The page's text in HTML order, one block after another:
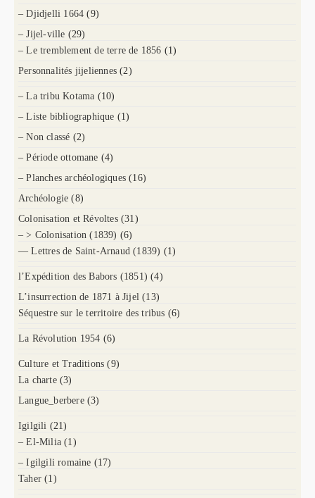
– Djidjelli 1664 (9)
– Jijel-ville (29)
– Le tremblement de terre de 1856 (1)
Personnalités jijeliennes (2)
– La tribu Kotama (10)
– Liste bibliographique (1)
– Non classé (2)
– Période ottomane (4)
– Planches archéologiques (16)
Archéologie (8)
Colonisation et Révoltes (31)
– > Colonisation (1839) (6)
— Lettres de Saint-Arnaud (1839) (1)
l’Expédition des Babors (1851) (4)
L’insurrection de 1871 à Jijel (13)
Séquestre sur le territoire des tribus (6)
La Révolution 1954 (6)
Culture et Traditions (9)
La charte (3)
Langue_berbere (3)
Igilgili (21)
– El-Milia (1)
– Igilgili romaine (17)
Taher (1)